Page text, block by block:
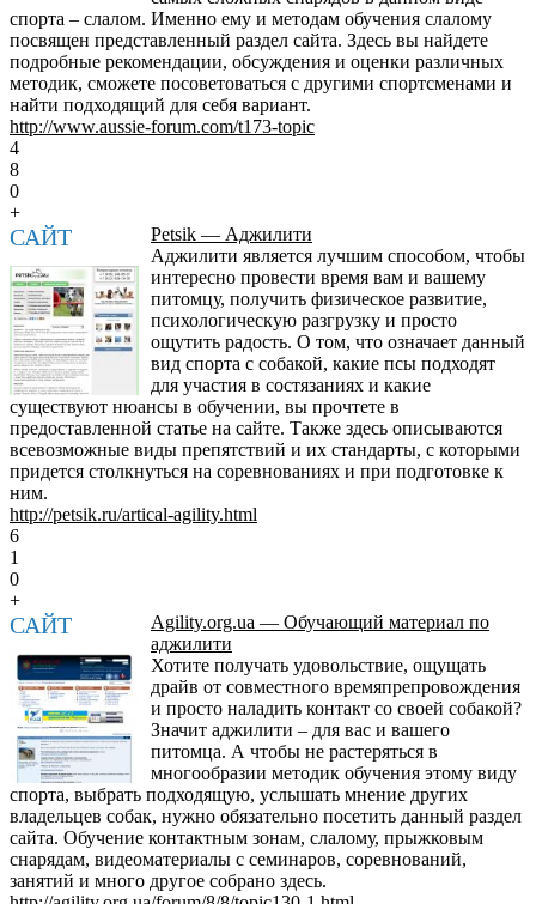
спорта – слалом. Именно ему и методам обучения слалому
посвящен представленный раздел сайта. Здесь вы найдете
подробные рекомендации, обсуждения и оценки различных
методик, сможете посоветоваться с другими спортсменами и
найти подходящий для себя вариант.
http://www.aussie-forum.com/t173-topic
4
8
0
+
САЙТ
Petsik — Аджилити
Аджилити является лучшим способом, чтобы
интересно провести время вам и вашему
питомцу, получить физическое развитие,
психологическую разгрузку и просто
ощутить радость. О том, что означает данный
вид спорта с собакой, какие псы подходят
для участия в состязаниях и какие
существуют нюансы в обучении, вы прочтете в
предоставленной статье на сайте. Также здесь описываются
всевозможные виды препятствий и их стандарты, с которыми
придется столкнуться на соревнованиях и при подготовке к
ним.
http://petsik.ru/artical-agility.html
6
1
0
+
САЙТ
Agility.org.ua — Обучающий материал по
аджилити
Хотите получать удовольствие, ощущать
драйв от совместного времяпрепровождения
и просто наладить контакт со своей собакой?
Значит аджилити – для вас и вашего
питомца. А чтобы не растеряться в
многообразии методик обучения этому виду
спорта, выбрать подходящую, услышать мнение других
владельцев собак, нужно обязательно посетить данный раздел
сайта. Обучение контактным зонам, слалому, прыжковым
снарядам, видеоматериалы с семинаров, соревнований,
занятий и много другое собрано здесь.